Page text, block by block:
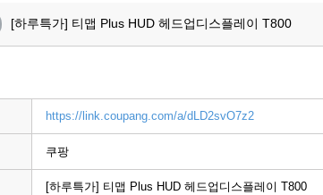
[하루특가] 티맵 Plus HUD 헤드업디스플레이 T800
https://link.coupang.com/a/dLD2svO7z2
쿠팡
[하루특가] 티맵 Plus HUD 헤드업디스플레이 T800